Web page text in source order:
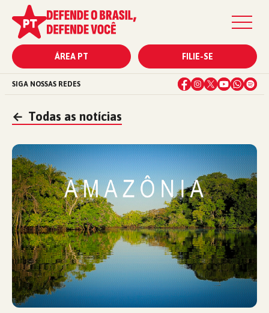
ÁREA PT FILIE-SE
SIGA NOSSAS REDES
← Todas as notícias